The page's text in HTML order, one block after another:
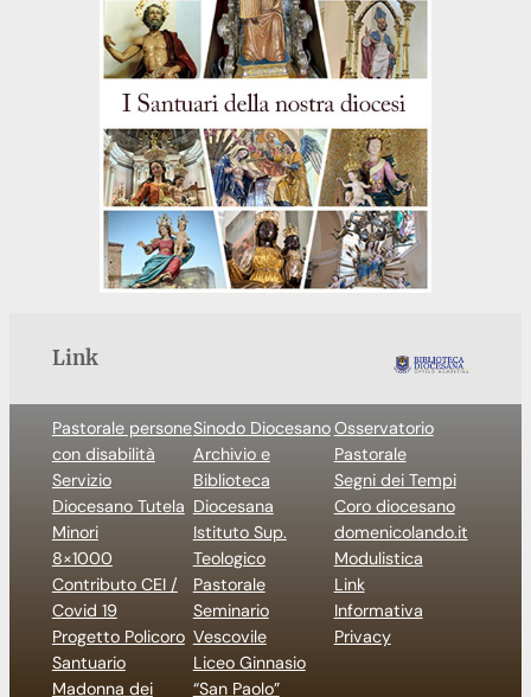
Link
Pastorale persone
con disabilità
Servizio
Diocesano Tutela
Minori
8×1000
Contributo CEI /
Covid 19
Progetto Policoro
Santuario
Madonna dei
Sinodo Diocesano
Archivio e
Biblioteca
Diocesana
Istituto Sup.
Teologico
Pastorale
Seminario
Vescovile
Liceo Ginnasio
“San Paolo”
Osservatorio
Pastorale
Segni dei Tempi
Coro diocesano
domenicolando.it
Modulistica
Link
Informativa
Privacy